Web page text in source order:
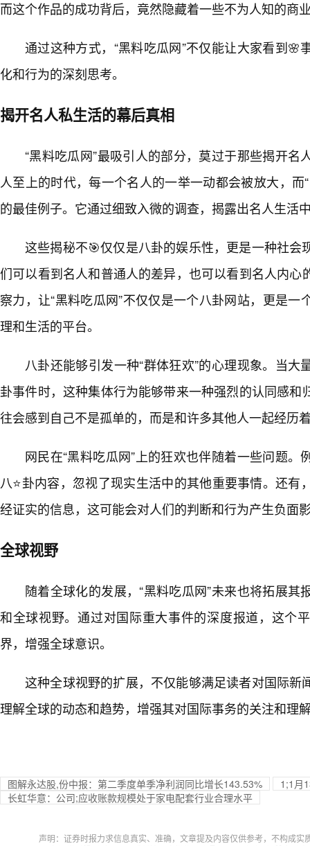
而这个作品的成功背后，竟然隐藏着一些不为人知的商
通过这种方式，“黑料吃瓜网”不仅能让大家看到🌸
化和行为的深刻思考。
揭开名人私生活的幕后真相
“黑料吃瓜网”最吸引人的部分，莫过于那些揭开名
人至上的时代，每一个名人的一举一动都会被放大，而
的最佳例子。它通过细致入微的调查，揭露出名人生活
这些揭秘不🎯仅仅是八卦的娱乐性，更是一种社会
们可以看到名人和普通人的差异，也可以看到名人内心
察力，让“黑料吃瓜网”不仅仅是一个八卦网站，更是
理和生活的平台。
八卦还能够引发一种“群体狂欢”的心理现象。当
卦事件时，这种集体行为能够带来一种强烈的认同感和
往会感到自己不是孤单的，而是和许多其他人一起经历
网民在“黑料吃瓜网”上的狂欢也伴随着一些问题。
八⭐卦内容，忽视了现实生活中的其他重要事情。还有
经证实的信息，这可能会对人们的判断和行为产生负面
全球视野
随着全球化的发展，“黑料吃瓜网”未来也将拓展其
和全球视野。通过对国际重大事件的深度报道，这个
界，增强全球意识。
这种全球视野的扩展，不仅能够满足读者对国际新
理解全球的动态和趋势，增强其对国际事务的关注和理
图解永达股,份中报：第二季度单季净利润同比增长143.53%
1;1月
长虹华意：公司;应收账款规模处于家电配套行业合理水平
声明：证券时报力求信息真实、准确，文章提及内容仅供参考，不构成实